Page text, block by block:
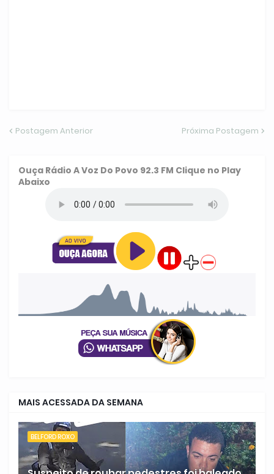
Postagem Anterior Próxima Postagem
Ouça Rádio A Voz Do Povo 92.3 FM Clique no Play
Abaixo
MAIS ACESSADA DA SEMANA
BELFORD ROXO